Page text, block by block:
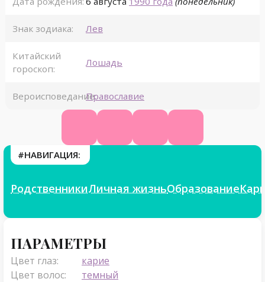
Знак зодиака: Лев
Китайский
гороскоп:
Лошадь
Вероисповедание:Православие
#НАВИГАЦИЯ:
РодственникиЛичная жизньОбразование
ПАРАМЕТРЫ
Цвет глаз:
карие
Цвет волос:
темный